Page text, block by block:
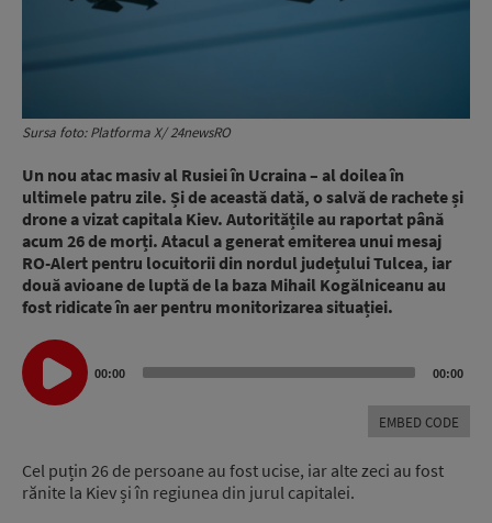
Sursa foto: Platforma X/ 24newsRO
Un nou atac masiv al Rusiei în Ucraina – al doilea în
ultimele patru zile. Și de această dată, o salvă de rachete și
drone a vizat capitala Kiev. Autoritățile au raportat până
acum 26 de morți. Atacul a generat emiterea unui mesaj
RO-Alert pentru locuitorii din nordul județului Tulcea, iar
două avioane de luptă de la baza Mihail Kogălniceanu au
fost ridicate în aer pentru monitorizarea situației.
Audio
Player
00:00 00:00
EMBED CODE
Cel puțin 26 de persoane au fost ucise, iar alte zeci au fost
rănite la Kiev și în regiunea din jurul capitalei.